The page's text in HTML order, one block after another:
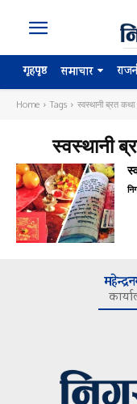
गृहपृष्ठ समाचार
Home Tags स्वस्थानी ब्रत
स्वस्थानी